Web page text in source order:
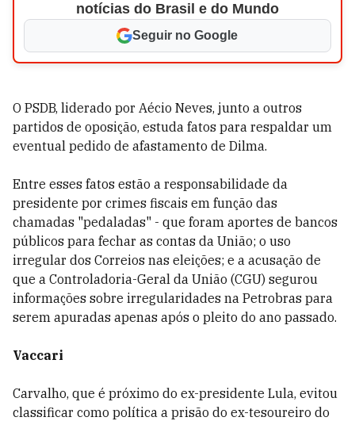
notícias do Brasil e do Mundo
Seguir no Google
O PSDB, liderado por Aécio Neves, junto a outros
partidos de oposição, estuda fatos para respaldar um
eventual pedido de afastamento de Dilma.
Entre esses fatos estão a responsabilidade da
presidente por crimes fiscais em função das
chamadas "pedaladas" - que foram aportes de bancos
públicos para fechar as contas da União; o uso
irregular dos Correios nas eleições; e a acusação de
que a Controladoria-Geral da União (CGU) segurou
informações sobre irregularidades na Petrobras para
serem apuradas apenas após o pleito do ano passado.
Vaccari
Carvalho, que é próximo do ex-presidente Lula, evitou
classificar como política a prisão do ex-tesoureiro do